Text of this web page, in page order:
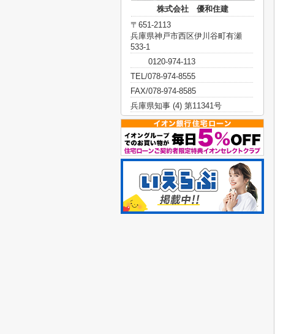
株式会社 優和住建
〒651-2113
兵庫県神戸市西区伊川谷町有瀬
533-1
0120-974-113
TEL/078-974-8555
FAX/078-974-8585
兵庫県知事 (4) 第11341号